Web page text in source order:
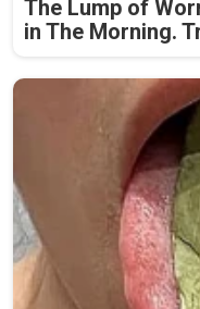
The Lump of
in The Morning.